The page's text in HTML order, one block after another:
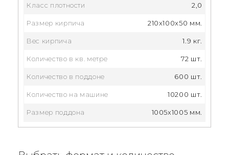
Класс плотности 2,0
Размер кирпича 210x100x50 мм.
Вес кирпича 1.9 кг.
Количество в кв. метре 72 шт.
Количество в поддоне 600 шт.
Количество на машине 10200 шт.
Размер поддона 1005х1005 мм.